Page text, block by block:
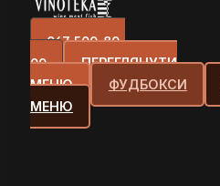
067-500-80-
00
ПЕРЕГЛЯНУТИ
МЕНЮ
ФУДБОКСИ
МЕНЮ